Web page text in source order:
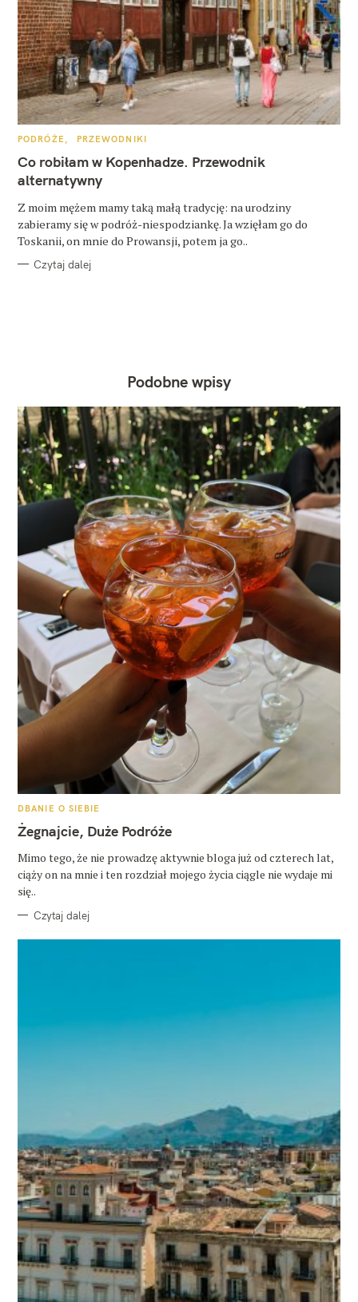
K
T
E
G
O
I
E
PODRÓŻE PRZEWODNIKI
Co robiłam w Kopenhadze. Przewodnik
alternatywny
Z moim mężem mamy taką małą tradycję: na urodziny
zabieramy się w podróż-niespodziankę. Ja wzięłam go do
Toskanii, on mnie do Prowansji, potem ja go..
Czytaj dalej
Podobne wpisy
K
T
E
O
R
I
DBANIE O SIEBIE
Żegnajcie, Duże Podróże
Mimo tego, że nie prowadzę aktywnie bloga już od czterech lat,
ciąży on na mnie i ten rozdział mojego życia ciągle nie wydaje mi
się..
Czytaj dalej